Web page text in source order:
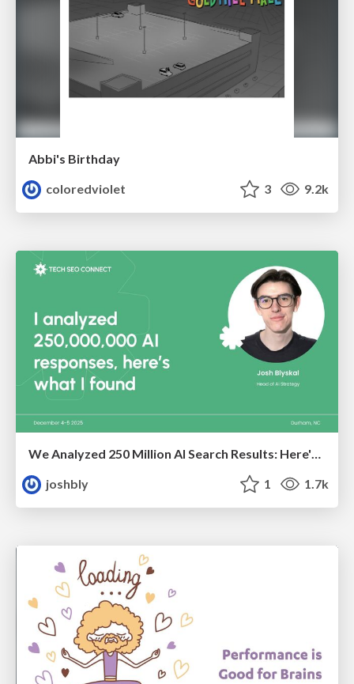
Abbi's Birthday
coloredviolet
3 9.2k
joshbly
1 1.7k